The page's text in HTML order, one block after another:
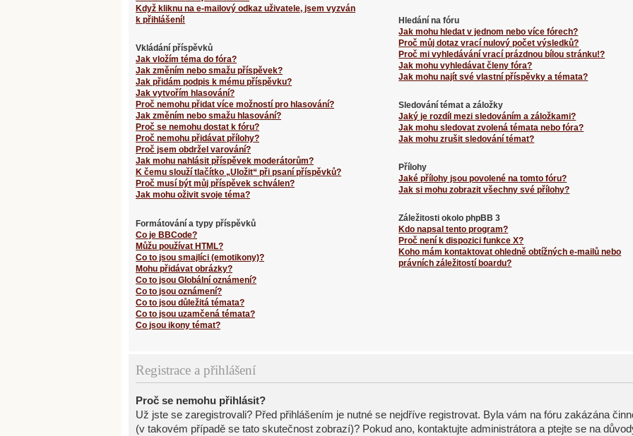
Když kliknu na e-mailový odkaz uživatele, jsem vyzván
k přihlášení!
Vkládání příspěvků
Jak vložím téma do fóra?
Jak změním nebo smažu příspěvek?
Jak přidám podpis k mému příspěvku?
Jak vytvořím hlasování?
Proč nemohu přidat více možností pro hlasování?
Jak změním nebo smažu hlasování?
Proč se nemohu dostat k fóru?
Proč nemohu přidávat přílohy?
Proč jsem obdržel varování?
Jak mohu nahlásit příspěvek moderátorům?
K čemu slouží tlačítko „Uložit“ při psaní příspěvků?
Proč musí být můj příspěvek schválen?
Jak mohu oživit svoje téma?
Formátování a typy příspěvků
Co je BBCode?
Můžu používat HTML?
Co to jsou smajlíci (emotikony)?
Mohu přidávat obrázky?
Co to jsou Globální oznámení?
Co to jsou oznámení?
Co to jsou důležitá témata?
Co to jsou uzamčená témata?
Co jsou ikony témat?
Hledání na fóru
Jak mohu hledat v jednom nebo více fórech?
Proč můj dotaz vrací nulový počet výsledků?
Proč mi vyhledávání vrací prázdnou bílou stránku!?
Jak mohu vyhledávat členy fóra?
Jak mohu najít své vlastní příspěvky a témata?
Sledování témat a záložky
Jaký je rozdíl mezi sledováním a záložkami?
Jak mohu sledovat zvolená témata nebo fóra?
Jak mohu zrušit sledování témat?
Přílohy
Jaké přílohy jsou povolené na tomto fóru?
Jak si mohu zobrazit všechny své přílohy?
Záležitosti okolo phpBB 3
Kdo napsal tento program?
Proč není k dispozici funkce X?
Koho mám kontaktovat ohledně obtížných e-mailů nebo
právních záležitostí boardu?
Registrace a přihlášení
Proč se nemohu přihlásit?
Už jste se zaregistrovali? Před přihlášením je nutné se nejdříve registrovat. Byla vám na fóru zakázána
(v takovém případě se tato skutečnost zobrazí)? Pokud ano, kontaktujte administrátora a ptejte se na